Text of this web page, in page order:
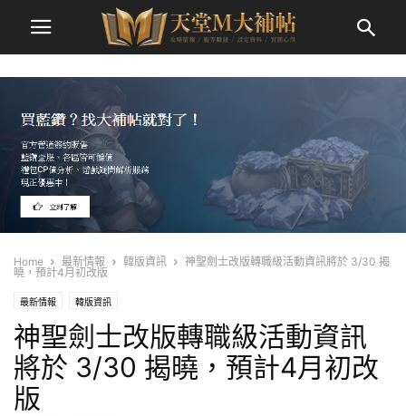
Home 最新情報 韓版資訊
神聖劍士改版轉職級活動資訊將於 3/30 揭
曉，預計4月初改版
最新情報 韓版資訊
神聖劍士改版轉職級活動資訊
將於 3/30 揭曉，預計4月初改
版